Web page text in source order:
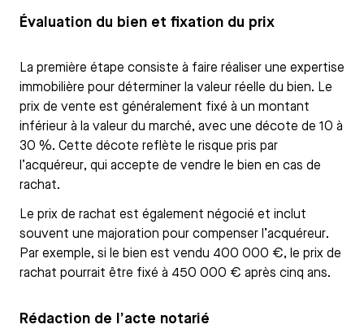
Évaluation du bien et fixation du prix
La première étape consiste à faire réaliser une expertise
immobilière pour déterminer la valeur réelle du bien. Le
prix de vente est généralement fixé à un montant
inférieur à la valeur du marché, avec une décote de 10 à
30 %. Cette décote reflète le risque pris par
l’acquéreur, qui accepte de vendre le bien en cas de
rachat.
Le prix de rachat est également négocié et inclut
souvent une majoration pour compenser l’acquéreur.
Par exemple, si le bien est vendu 400 000 €, le prix de
rachat pourrait être fixé à 450 000 € après cinq ans.
Rédaction de l’acte notarié